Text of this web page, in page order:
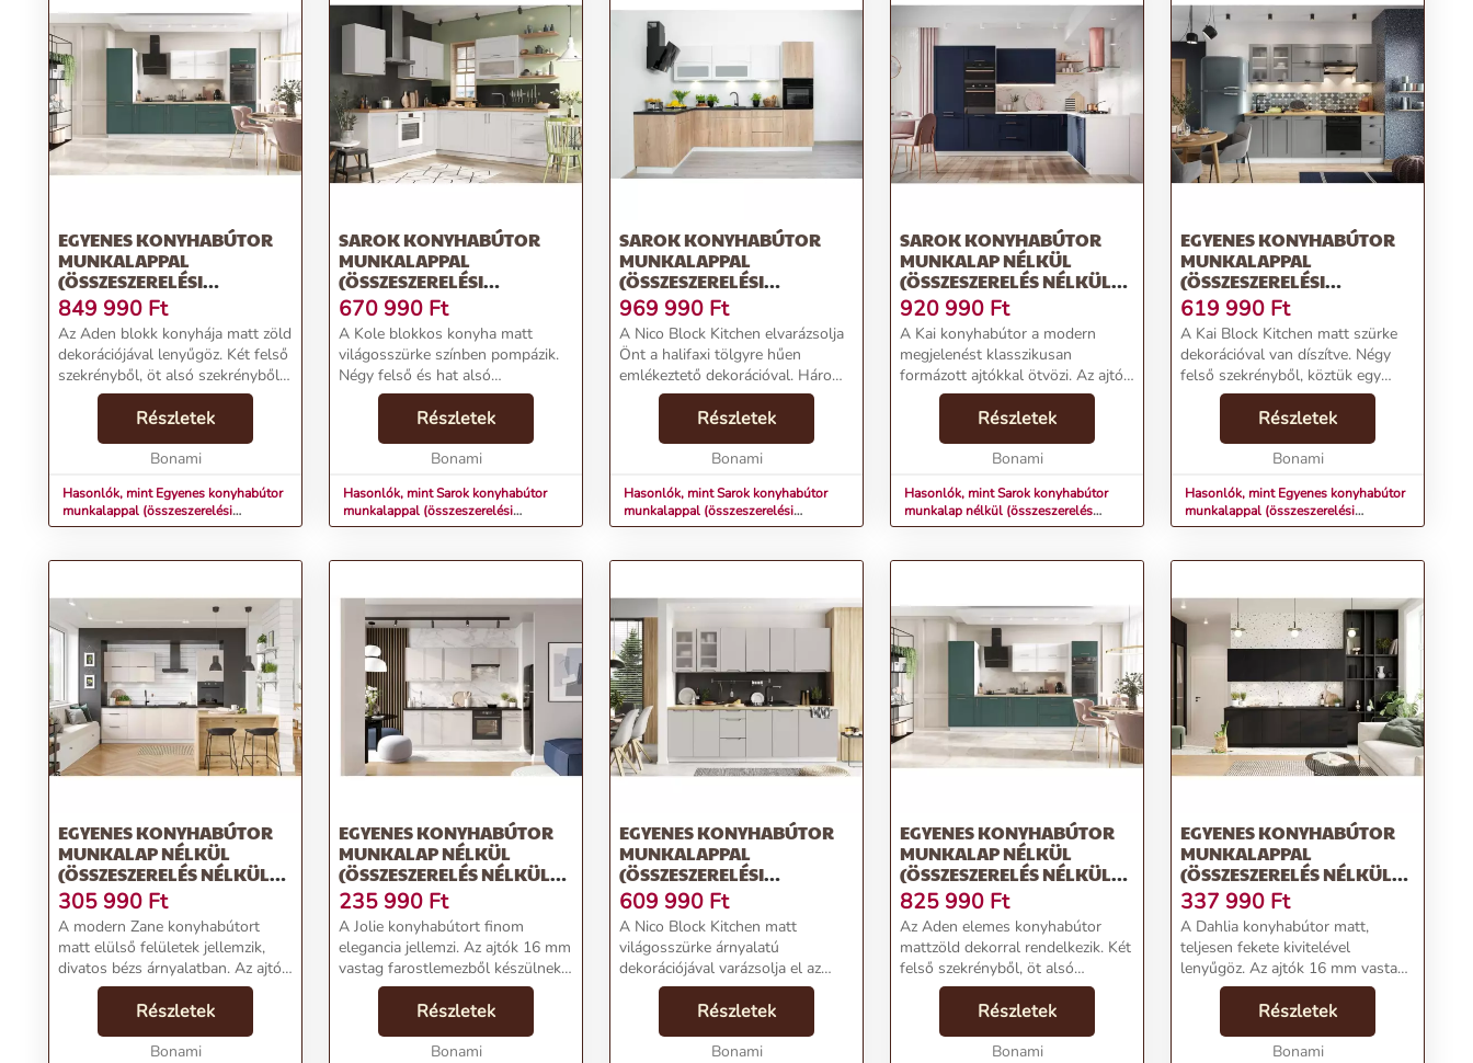
EGYENES KONYHABÚTOR
MUNKALAPPAL
(ÖSSZESZERELÉSI
SZOLGÁLTATÁS NÉLKÜL)
350 CM ADEN – STOLKAR
849 990 Ft
Az Aden blokk konyhája matt zöld
dekorációjával lenyűgöz. Két felső
szekrényből, öt alsó szekrényből,
egy magas szekrényből áll, amely
mélyedéssel rendelkezik a
beépített sütő (59,5 cm) és a
Részletek
Bonami
Hasonlók, mint Egyenes konyhabútor
munkalappal (összeszerelési
szolgáltatás nélkül) 350 cm Aden –
SAROK KONYHABÚTOR
MUNKALAPPAL
(ÖSSZESZERELÉSI
SZOLGÁLTATÁS NÉLKÜL)
240–220 CM KOLE –
STOLKAR
670 990 Ft
A Kole blokkos konyha matt
világosszürke színben pompázik.
Négy felső és hat alsó
szekrényből áll. A konyhához
tartozik még egy laminált
munkalap Arlington tölgyfa
színben, 60 x 200 cm + 60 x 220
Részletek
Bonami
Hasonlók, mint Sarok konyhabútor
munkalappal (összeszerelési
szolgáltatás nélkül) 240–220 cm Kole
SAROK KONYHABÚTOR
MUNKALAPPAL
(ÖSSZESZERELÉSI
SZOLGÁLTATÁS NÉLKÜL)
170–290 CM NICO –
STOLKAR
969 990 Ft
A Nico Block Kitchen elvarázsolja
Önt a halifaxi tölgyre hűen
emlékeztető dekorációval. Három
felső szekrényből, öt alsó
szekrényből és egy magas
szekrényből áll, amelybe egy
beépített sütő (59,5 cm) ...
Részletek
Bonami
Hasonlók, mint Sarok konyhabútor
munkalappal (összeszerelési
szolgáltatás nélkül) 170–290 cm Nico
SAROK KONYHABÚTOR
MUNKALAP NÉLKÜL
(ÖSSZESZERELÉS NÉLKÜL)
315–230 CM KAI – STOLKAR
920 990 Ft
A Kai konyhabútor a modern
megjelenést klasszikusan
formázott ajtókkal ötvözi. Az ajtók
19 mm vastag, polivinil-klorid
fóliával bevont farostlemezből
készülnek. A soft-close záródás
sima és csendes, ...
Részletek
Bonami
Hasonlók, mint Sarok konyhabútor
munkalap nélkül (összeszerelés
nélkül) 315–230 cm Kai – STOLKAR
EGYENES KONYHABÚTOR
MUNKALAPPAL
(ÖSSZESZERELÉSI
SZOLGÁLTATÁS NÉLKÜL)
240 CM KAI – STOLKAR
619 990 Ft
A Kai Block Kitchen matt szürke
dekorációval van díszítve. Négy
felső szekrényből, köztük egy
motorháztetőszekrényből és négy
alsó szekrényből áll. A konyhához
tartozik még egy 60 x 240 cm-es
Részletek
Bonami
Hasonlók, mint Egyenes konyhabútor
munkalappal (összeszerelési
szolgáltatás nélkül) 240 cm Kai –
EGYENES KONYHABÚTOR
MUNKALAP NÉLKÜL
(ÖSSZESZERELÉS NÉLKÜL)
280 CM ZANE – STOLKAR
305 990 Ft
A modern Zane konyhabútort
matt elülső felületek jellemzik,
divatos bézs árnyalatban. Az ajtók
16 mm vastag melaminlemezből
készülnek. A Soft Closing
rendszerrel ellátott szerelvények
biztosítják, ho...
Részletek
Bonami
EGYENES KONYHABÚTOR
MUNKALAP NÉLKÜL
(ÖSSZESZERELÉS NÉLKÜL)
240 CM JOLIE – STOLKAR
235 990 Ft
A Jolie konyhabútort finom
elegancia jellemzi. Az ajtók 16 mm
vastag farostlemezből készülnek,
matt fóliával borítva. A Soft
Closing rendszerrel ellátott
szerelvények biztosítják, hogy
simán és halka...
Részletek
Bonami
EGYENES KONYHABÚTOR
MUNKALAPPAL
(ÖSSZESZERELÉSI
SZOLGÁLTATÁS NÉLKÜL)
260 CM NICO – STOLKAR
609 990 Ft
A Nico Block Kitchen matt
világosszürke árnyalatú
dekorációjával varázsolja el az
embert. Négy felső és négy alsó
szekrényből áll. A konyhához
tartozik egy 60 x 260 cm méretű,
Arlington tölgyfa lamin...
Részletek
Bonami
EGYENES KONYHABÚTOR
MUNKALAP NÉLKÜL
(ÖSSZESZERELÉS NÉLKÜL)
350 CM ADEN – STOLKAR
825 990 Ft
Az Aden elemes konyhabútor
mattzöld dekorral rendelkezik. Két
felső szekrényből, öt alsó
szekrényből, egy magas
szekrényből áll, amelyben
beépíthető sütő (59,5 cm) és
mikrohullámú sütő (38 cm)
Részletek
Bonami
EGYENES KONYHABÚTOR
MUNKALAPPAL
(ÖSSZESZERELÉS NÉLKÜL)
260 CM DAHLIA – STOLKAR
337 990 Ft
A Dahlia konyhabútor matt,
teljesen fekete kivitelével
lenyűgöz. Az ajtók 16 mm vastag
melaminlemezből készülnek. A
Soft Closing rendszerrel ellátott
szerelvények biztosítják, hogy
csapódás nélkül, s...
Részletek
Bonami